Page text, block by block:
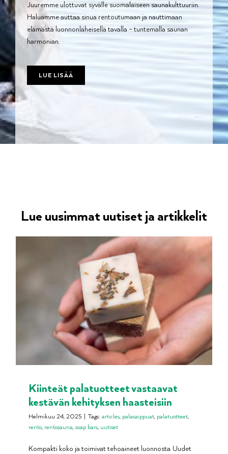
Juuremme ulottuvat syvälle suomalaiseen saunakulttuuriin.
Haluamme auttaa sinua rentoutumaan ja nauttimaan
elämästä luonnonläheisellä tavalla – tuntemalla saunan
harmonian.
LUE LISÄÄ
Lue uusimmat uutiset ja artikkelit
Kiinteät palatuotteet vastaavat
kestävän kehityksen haasteisiin
Helmikuu 24, 2025 | Tags: articles, palasaippuat, palatuotteet,
rento, rentosauna,soap bars, uutiset
Kompakti koko ja toimivat tehoaineet luonnosta. Uudet